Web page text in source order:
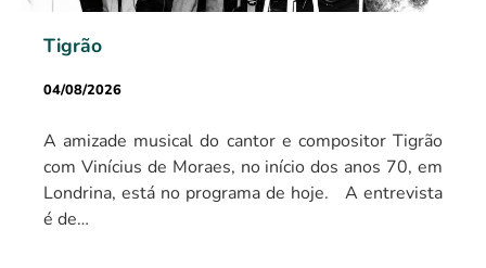
Tigrão
04/08/2026
A amizade musical do cantor e compositor Tigrão
com Vinícius de Moraes, no início dos anos 70, em
Londrina, está no programa de hoje. A entrevista
é de…